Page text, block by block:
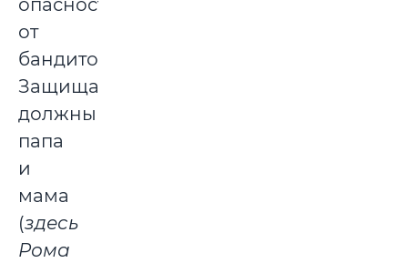
опасностей,
от
бандитов.
Защищать
должны
папа
и
мама
(здесь
Рома